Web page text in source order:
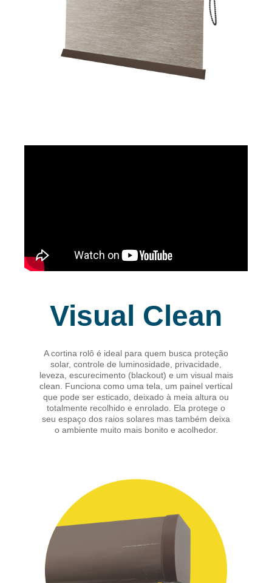
Visual Clean
A cortina rolô é ideal para quem busca proteção
solar, controle de luminosidade, privacidade,
leveza, escurecimento (blackout) e um visual mais
clean. Funciona como uma tela, um painel vertical
que pode ser esticado, deixado à meia altura ou
totalmente recolhido e enrolado. Ela protege o
seu espaço dos raios solares mas também deixa
o ambiente muito mais bonito e acolhedor.